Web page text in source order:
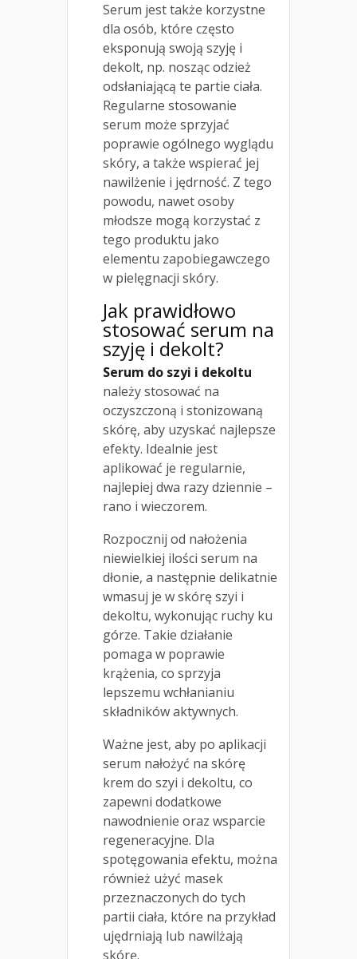
Serum jest także korzystne
dla osób, które często
eksponują swoją szyję i
dekolt, np. nosząc odzież
odsłaniającą te partie ciała.
Regularne stosowanie
serum może sprzyjać
poprawie ogólnego wyglądu
skóry, a także wspierać jej
nawilżenie i jędrność. Z tego
powodu, nawet osoby
młodsze mogą korzystać z
tego produktu jako
elementu zapobiegawczego
w pielęgnacji skóry.
Jak prawidłowo
stosować serum na
szyję i dekolt?
Serum do szyi i dekoltu
należy stosować na
oczyszczoną i stonizowaną
skórę, aby uzyskać najlepsze
efekty. Idealnie jest
aplikować je regularnie,
najlepiej dwa razy dziennie –
rano i wieczorem.
Rozpocznij od nałożenia
niewielkiej ilości serum na
dłonie, a następnie delikatnie
wmasuj je w skórę szyi i
dekoltu, wykonując ruchy ku
górze. Takie działanie
pomaga w poprawie
krążenia, co sprzyja
lepszemu wchłanianiu
składników aktywnych.
Ważne jest, aby po aplikacji
serum nałożyć na skórę
krem do szyi i dekoltu, co
zapewni dodatkowe
nawodnienie oraz wsparcie
regeneracyjne. Dla
spotęgowania efektu, można
również użyć masek
przeznaczonych do tych
partii ciała, które na przykład
ujędrniają lub nawilżają
skórę.